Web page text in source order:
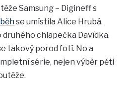
Samsung – Digineff s
se umístila Alice Hrubá.
chlapečka Davídka.
takový porod fotí. No a
série, nejen výběr pěti